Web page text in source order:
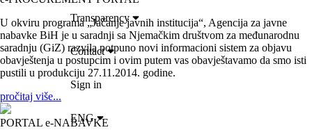
U okviru programa „Jačanje javnih institucija“, Agencija za javne
nabavke BiH je u saradnji sa Njemačkim društvom za međunarodnu
saradnju (GiZ) razvila potpuno novi informacioni sistem za objavu
obavještenja u postupcim i ovim putem vas obavještavamo da smo isti
pustili u produkciju 27.11.2014. godine.
pročitaj više...
PORTAL e-NABAVKE
Transparency
Contact
Sign in
ENG